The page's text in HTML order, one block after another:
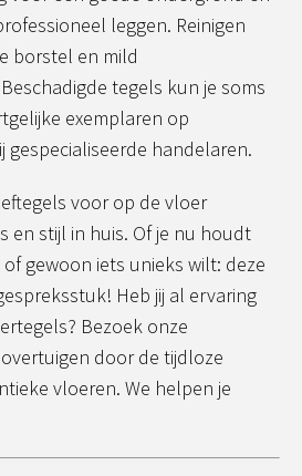
leggen. Reinigen
borstel en mild
tegels kun je soms
exemplaren op
gespecialiseerde handelaren.
voor op de vloer
en stijl in huis. Of je nu houdt
gewoon iets unieks wilt: deze
Heb jij al ervaring
Bezoek onze
door de tijdloze
vloeren. We helpen je